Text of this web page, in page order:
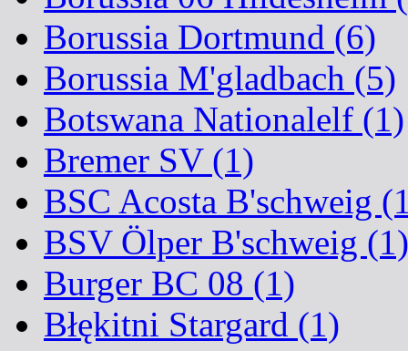
Borussia Dortmund (6)
Borussia M'gladbach (5)
Botswana Nationalelf (1)
Bremer SV (1)
BSC Acosta B'schweig
BSV Ölper B'schweig (1)
Burger BC 08 (1)
Błękitni Stargard (1)